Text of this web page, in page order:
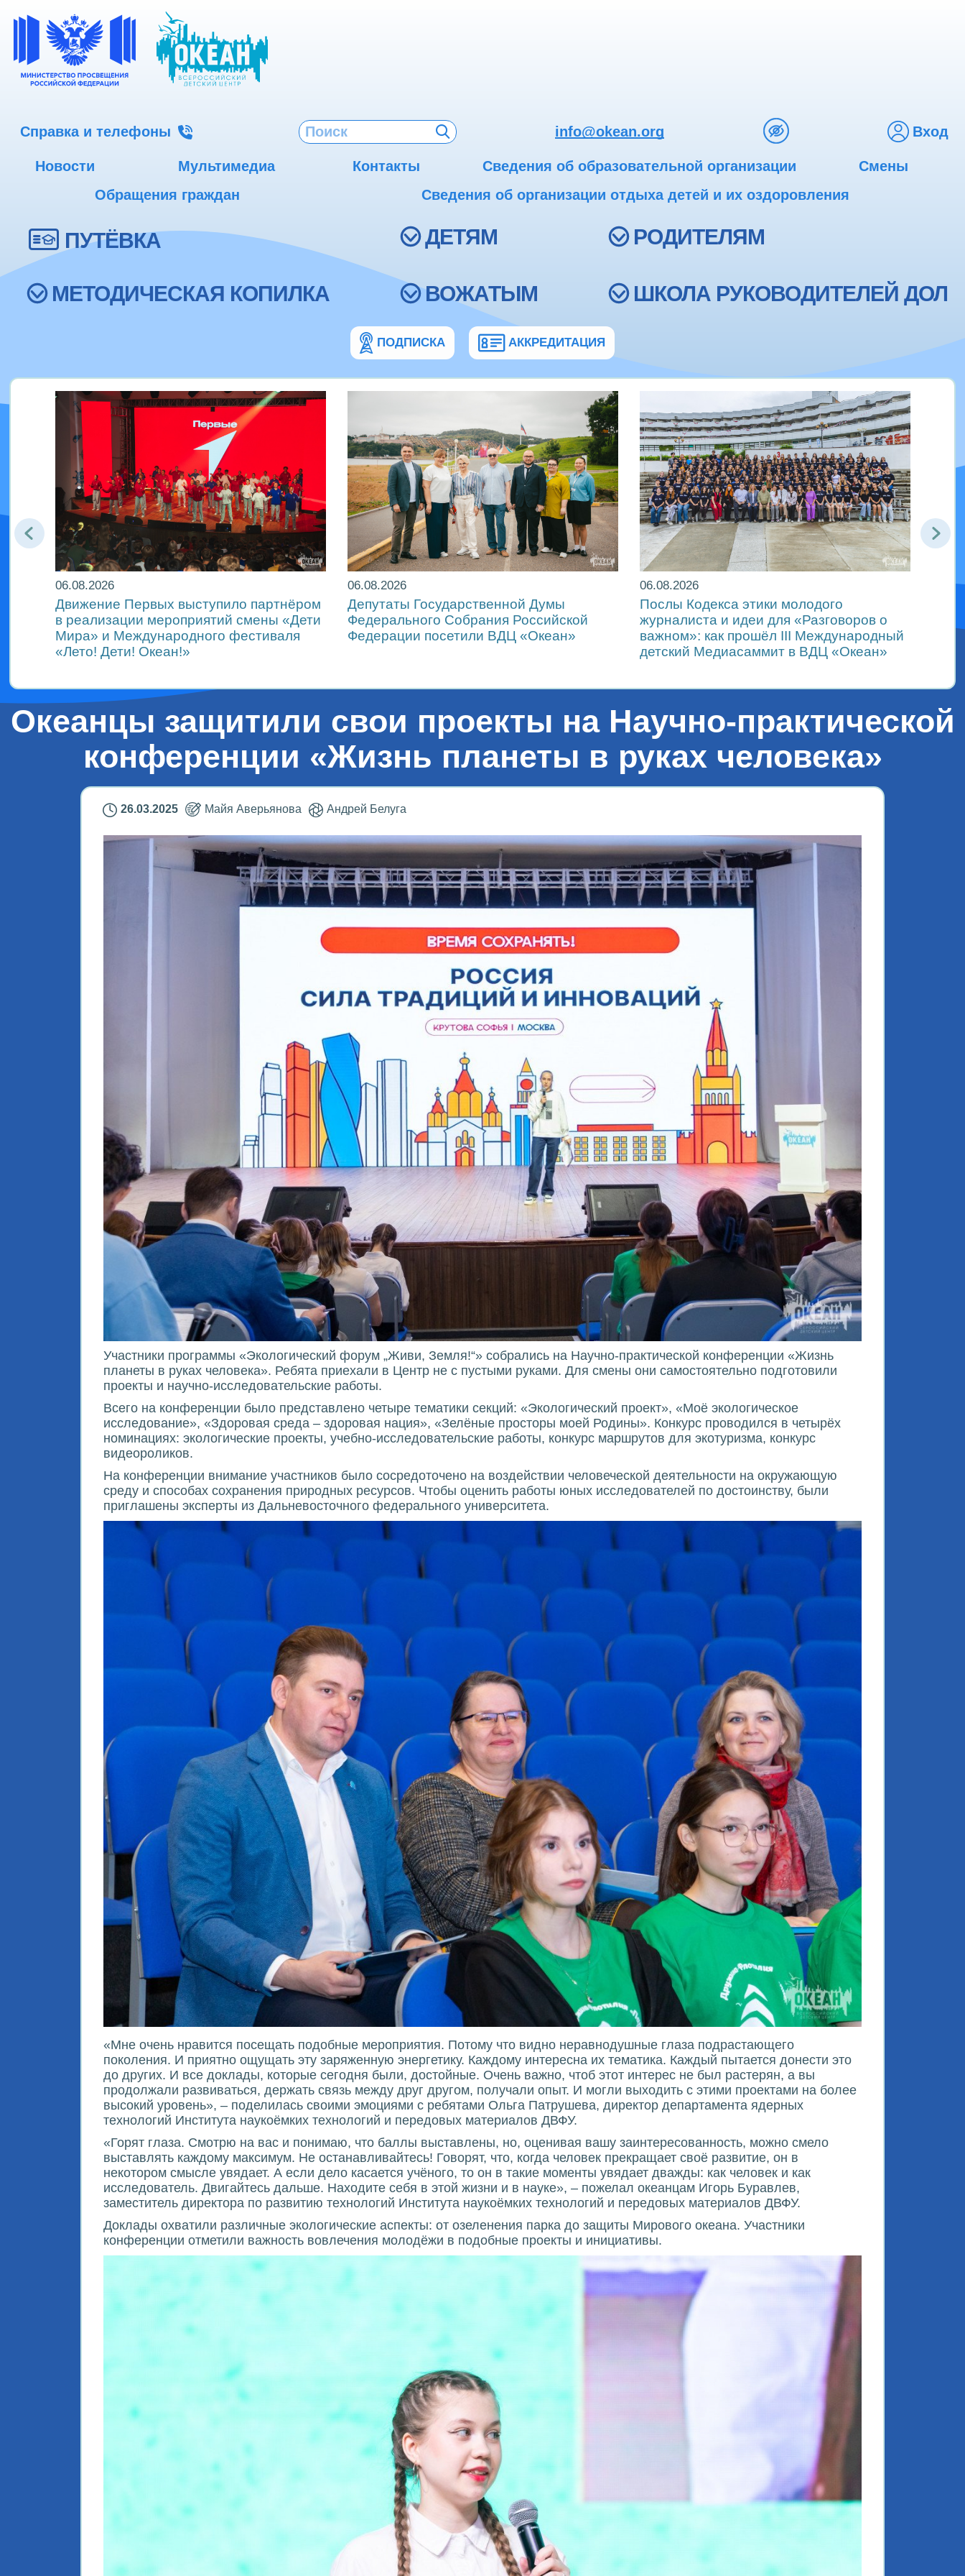
Справка и телефоны info@okean.org Вход
Новости Мультимедиа Контакты Сведения об образовательной организации
Смены
Обращения граждан
Сведения об организации отдыха детей и их оздоровления
ПУТЁВКА ДЕТЯМ РОДИТЕЛЯМ
МЕТОДИЧЕСКАЯ КОПИЛКА ВОЖАТЫМ ШКОЛА РУКОВОДИТЕЛЕЙ ДОЛ
ПОДПИСКА АККРЕДИТАЦИЯ
06.08.2026
Движение Первых выступило партнёром
в реализации мероприятий смены «Дети
Мира» и Международного фестиваля
«Лето! Дети! Океан!»
06.08.2026
Депутаты Государственной Думы
Федерального Собрания Российской
Федерации посетили ВДЦ «Океан»
06.08.2026
Послы Кодекса этики молодого
журналиста и идеи для «Разговоров о
важном»: как прошёл ІІІ Международный
детский Медиасаммит в ВДЦ «Океан»
Океанцы защитили свои проекты на Научно-практической
конференции «Жизнь планеты в руках человека»
26.03.2025 Майя Аверьянова Андрей Белуга
Участники программы «Экологический форум „Живи, Земля!“» собрались на Научно-практической конференции «Жизнь
планеты в руках человека». Ребята приехали в Центр не с пустыми руками. Для смены они самостоятельно подготовили
проекты и научно-исследовательские работы.
Всего на конференции было представлено четыре тематики секций: «Экологический проект», «Моё экологическое
исследование», «Здоровая среда – здоровая нация», «Зелёные просторы моей Родины». Конкурс проводился в четырёх
номинациях: экологические проекты, учебно-исследовательские работы, конкурс маршрутов для экотуризма, конкурс
видеороликов.
На конференции внимание участников было сосредоточено на воздействии человеческой деятельности на окружающую
среду и способах сохранения природных ресурсов. Чтобы оценить работы юных исследователей по достоинству, были
приглашены эксперты из Дальневосточного федерального университета.
«Мне очень нравится посещать подобные мероприятия. Потому что видно неравнодушные глаза подрастающего
поколения. И приятно ощущать эту заряженную энергетику. Каждому интересна их тематика. Каждый пытается донести это
до других. И все доклады, которые сегодня были, достойные. Очень важно, чтоб этот интерес не был растерян, а вы
продолжали развиваться, держать связь между друг другом, получали опыт. И могли выходить с этими проектами на более
высокий уровень», – поделилась своими эмоциями с ребятами Ольга Патрушева, директор департамента ядерных
технологий Института наукоёмких технологий и передовых материалов ДВФУ.
«Горят глаза. Смотрю на вас и понимаю, что баллы выставлены, но, оценивая вашу заинтересованность, можно смело
выставлять каждому максимум. Не останавливайтесь! Говорят, что, когда человек прекращает своё развитие, он в
некотором смысле увядает. А если дело касается учёного, то он в такие моменты увядает дважды: как человек и как
исследователь. Двигайтесь дальше. Находите себя в этой жизни и в науке», – пожелал океанцам Игорь Буравлев,
заместитель директора по развитию технологий Института наукоёмких технологий и передовых материалов ДВФУ.
Доклады охватили различные экологические аспекты: от озеленения парка до защиты Мирового океана. Участники
конференции отметили важность вовлечения молодёжи в подобные проекты и инициативы.